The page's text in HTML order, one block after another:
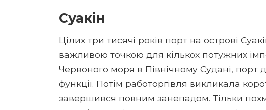
Суакін
Цілих три тисячі років порт на острові
важливою точкою для кількох потужних
Червоного моря в Північному Судані, порт
функції. Потім работоргівля викликала
завершився повним занепадом. Тільки